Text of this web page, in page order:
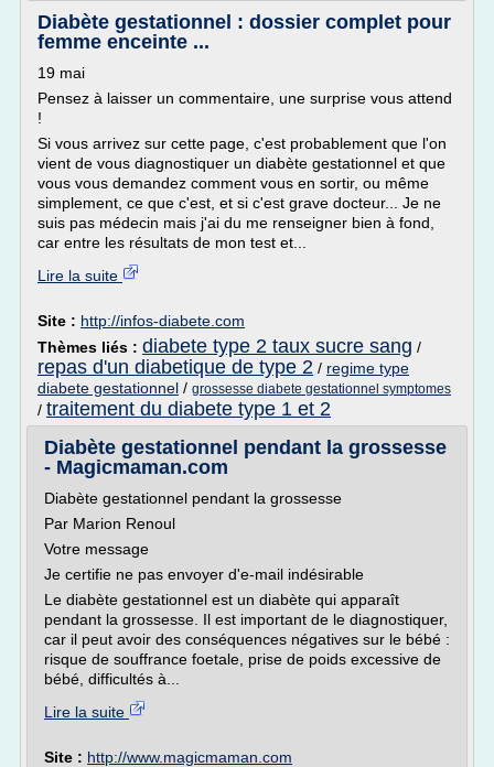
Diabète gestationnel : dossier complet pour
femme enceinte ...
19 mai
Pensez à laisser un commentaire, une surprise vous attend
!
Si vous arrivez sur cette page, c'est probablement que l'on
vient de vous diagnostiquer un diabète gestationnel et que
vous vous demandez comment vous en sortir, ou même
simplement, ce que c'est, et si c'est grave docteur... Je ne
suis pas médecin mais j'ai du me renseigner bien à fond,
car entre les résultats de mon test et...
Lire la suite
Site : http://infos-diabete.com
Thèmes liés : diabete type 2 taux sucre sang /
repas d'un diabetique de type 2 / regime type
diabete gestationnel / grossesse diabete gestationnel symptomes
/ traitement du diabete type 1 et 2
Diabète gestationnel pendant la grossesse
- Magicmaman.com
Diabète gestationnel pendant la grossesse
Par Marion Renoul
Votre message
Je certifie ne pas envoyer d'e-mail indésirable
Le diabète gestationnel est un diabète qui apparaît
pendant la grossesse. Il est important de le diagnostiquer,
car il peut avoir des conséquences négatives sur le bébé :
risque de souffrance foetale, prise de poids excessive de
bébé, difficultés à...
Lire la suite
Site : http://www.magicmaman.com